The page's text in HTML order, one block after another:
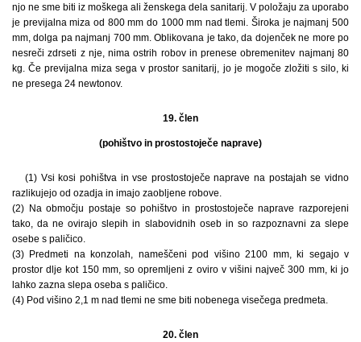
njo ne sme biti iz moškega ali ženskega dela sanitarij. V položaju za uporabo
je previjalna miza od 800 mm do 1000 mm nad tlemi. Široka je najmanj 500
mm, dolga pa najmanj 700 mm. Oblikovana je tako, da dojenček ne more po
nesreči zdrseti z nje, nima ostrih robov in prenese obremenitev najmanj 80
kg. Če previjalna miza sega v prostor sanitarij, jo je mogoče zložiti s silo, ki
ne presega 24 newtonov.
19. člen
(pohištvo in prostostoječe naprave)
(1) Vsi kosi pohištva in vse prostostoječe naprave na postajah se vidno
razlikujejo od ozadja in imajo zaobljene robove.
(2) Na območju postaje so pohištvo in prostostoječe naprave razporejeni
tako, da ne ovirajo slepih in slabovidnih oseb in so razpoznavni za slepe
osebe s paličico.
(3) Predmeti na konzolah, nameščeni pod višino 2100 mm, ki segajo v
prostor dlje kot 150 mm, so opremljeni z oviro v višini največ 300 mm, ki jo
lahko zazna slepa oseba s paličico.
(4) Pod višino 2,1 m nad tlemi ne sme biti nobenega visečega predmeta.
20. člen